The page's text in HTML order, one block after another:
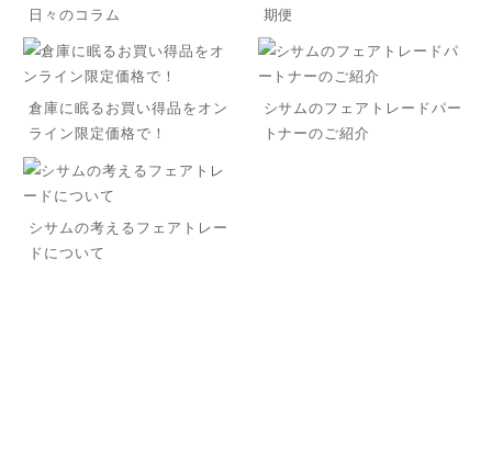
日々のコラム
期便
倉庫に眠るお買い得品をオン
ライン限定価格で！
シサムのフェアトレードパー
トナーのご紹介
シサムの考えるフェアトレー
ドについて